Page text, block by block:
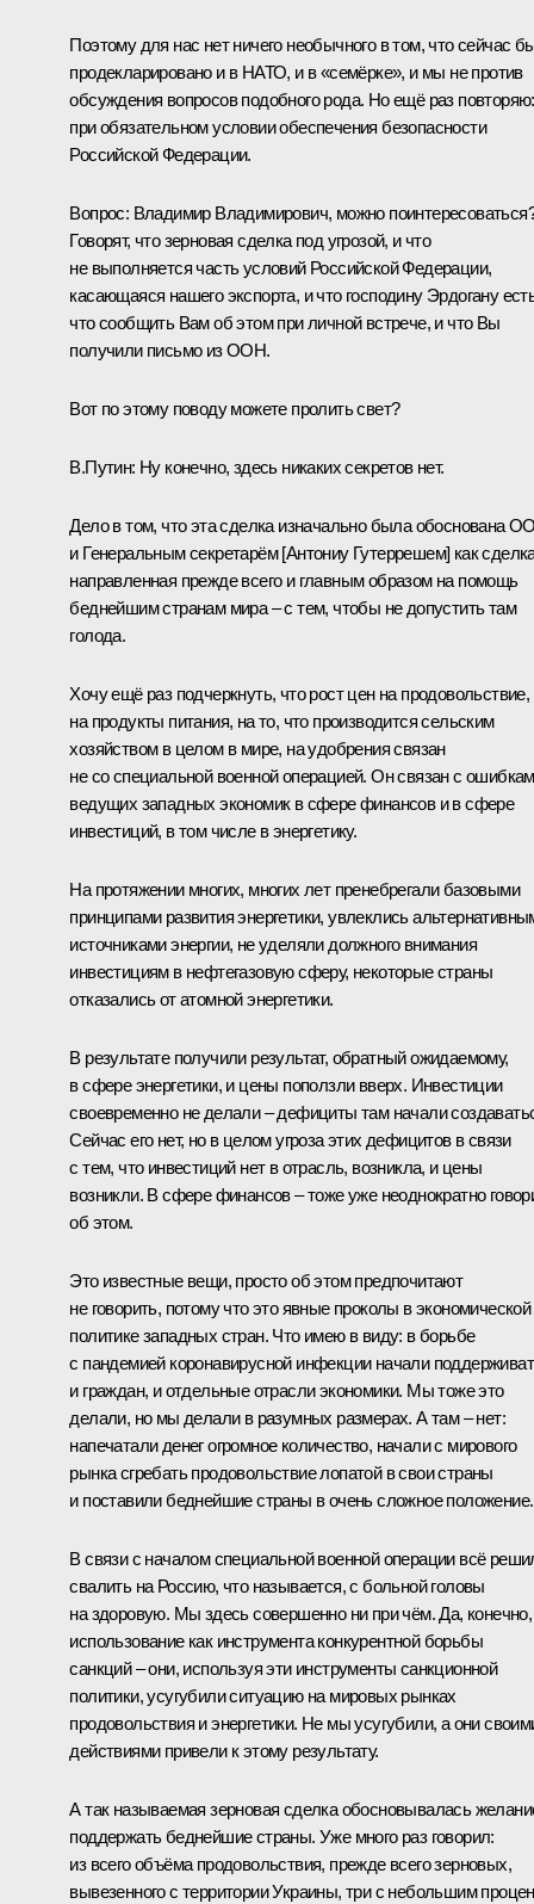
Поэтому для нас нет ничего необычного в том, что сейчас
продекларировано и в НАТО, и в «семёрке», и мы не против
обсуждения вопросов подобного рода. Но ещё раз повторяю:
при обязательном условии обеспечения безопасности
Российской Федерации.
Вопрос: Владимир Владимирович, можно
Говорят, что зерновая сделка под угрозой, и что
не выполняется часть условий Российской Федерации,
касающаяся нашего экспорта, и что господину Эрдогану
что сообщить Вам об этом при личной встрече, и что Вы
получили письмо из ООН.
Вот по этому поводу можете пролить свет?
В.Путин: Ну конечно, здесь никаких секретов нет.
Дело в том, что эта сделка изначально была обоснована
и Генеральным секретарём [Антониу Гутеррешем] как
направленная прежде всего и главным образом на помощь
беднейшим странам мира – с тем, чтобы не допустить там
голода.
Хочу ещё раз подчеркнуть, что рост цен на продовольствие,
на продукты питания, на то, что производится сельским
хозяйством в целом в мире, на удобрения связан
не со специальной военной операцией. Он связан с
ведущих западных экономик в сфере финансов и в сфере
инвестиций, в том числе в энергетику.
На протяжении многих, многих лет пренебрегали базовыми
принципами развития энергетики, увлеклись
источниками энергии, не уделяли должного внимания
инвестициям в нефтегазовую сферу, некоторые страны
отказались от атомной энергетики.
В результате получили результат, обратный ожидаемому,
в сфере энергетики, и цены поползли вверх. Инвестиции
своевременно не делали – дефициты там начали
Сейчас его нет, но в целом угроза этих дефицитов в связи
с тем, что инвестиций нет в отрасль, возникла, и цены
возникли. В сфере финансов – тоже уже неоднократно
об этом.
Это известные вещи, просто об этом предпочитают
не говорить, потому что это явные проколы в экономической
политике западных стран. Что имею в виду: в борьбе
с пандемией коронавирусной инфекции начали
и граждан, и отдельные отрасли экономики. Мы тоже это
делали, но мы делали в разумных размерах. А там – нет:
напечатали денег огромное количество, начали с мирового
рынка сгребать продовольствие лопатой в свои страны
и поставили беднейшие страны в очень сложное положение.
В связи с началом специальной военной операции всё
свалить на Россию, что называется, с больной головы
на здоровую. Мы здесь совершенно ни при чём. Да, конечно,
использование как инструмента конкурентной борьбы
санкций – они, используя эти инструменты санкционной
политики, усугубили ситуацию на мировых рынках
продовольствия и энергетики. Не мы усугубили, а они
действиями привели к этому результату.
А так называемая зерновая сделка обосновывалась
поддержать беднейшие страны. Уже много раз говорил:
из всего объёма продовольствия, прежде всего зерновых,
вывезенного с территории Украины, три с небольшим